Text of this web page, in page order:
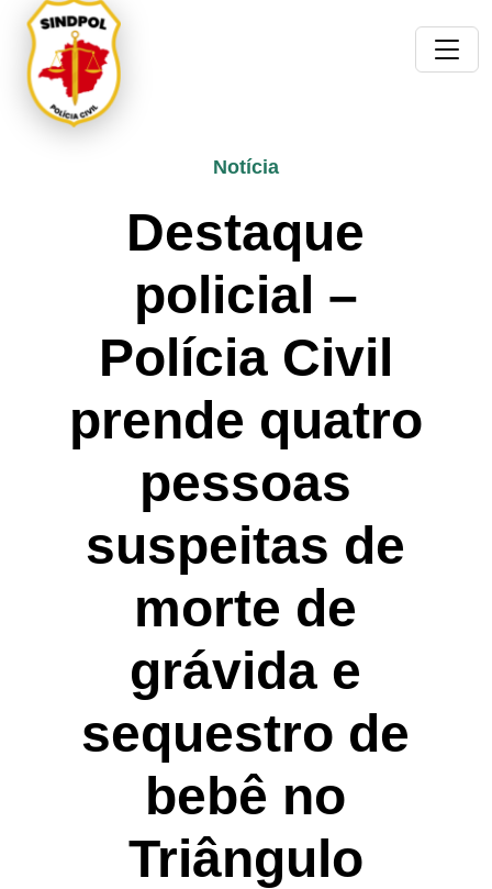
Notícia
Destaque
policial –
Polícia Civil
prende quatro
pessoas
suspeitas de
morte de
grávida e
sequestro de
bebê no
Triângulo